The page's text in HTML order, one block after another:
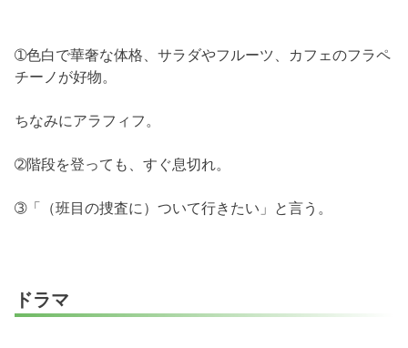
➀色白で華奢な体格、サラダやフルーツ、カフェのフラペ
チーノが好物。
ちなみにアラフィフ。
➁階段を登っても、すぐ息切れ。
➂「（班目の捜査に）ついて行きたい」と言う。
ドラマ